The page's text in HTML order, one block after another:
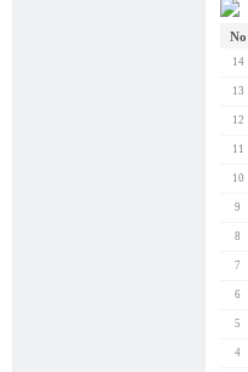
No
14
13
12
11
10
9
8
7
6
5
4